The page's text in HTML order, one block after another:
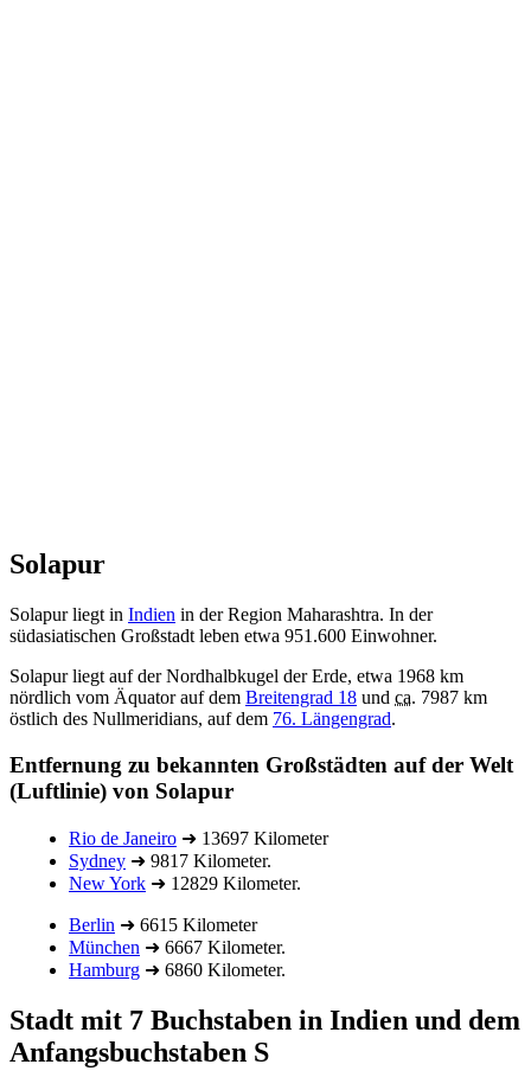
Solapur
Solapur liegt in Indien in der Region Maharashtra. In der
südasiatischen Großstadt leben etwa 951.600 Einwohner.
Solapur liegt auf der Nordhalbkugel der Erde, etwa 1968 km
nördlich vom Äquator auf dem Breitengrad 18 und ca. 7987 km
östlich des Nullmeridians, auf dem 76. Längengrad.
Entfernung zu bekannten Großstädten auf der Welt
(Luftlinie) von Solapur
Rio de Janeiro ➜ 13697 Kilometer
Sydney ➜ 9817 Kilometer.
New York ➜ 12829 Kilometer.
Berlin ➜ 6615 Kilometer
München ➜ 6667 Kilometer.
Hamburg ➜ 6860 Kilometer.
Stadt mit 7 Buchstaben in Indien und dem
Anfangsbuchstaben S